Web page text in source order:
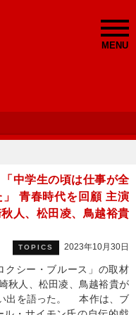
MENU
中学生の頃は仕事が全
」 青春時代を回顧 主演
人、松田凌、鳥越裕貴
TOPICS 2023年10月30日
シー・ブルース」の取材
秋人、松田凌、鳥越裕貴が
出を語った。 本作は、ブ